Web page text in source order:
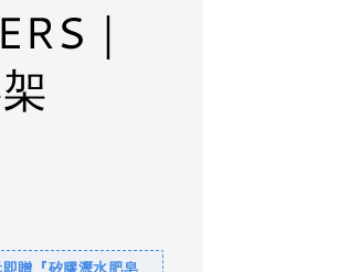
｜
贈『矽膠瀝水肥皂